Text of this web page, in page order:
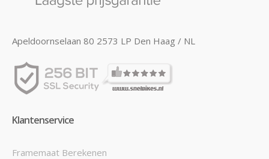
Apeldoornselaan 80 2573 LP Den Haag / NL
Klantenservice
Framemaat Berekenen